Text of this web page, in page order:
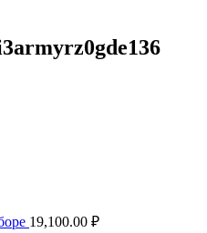
19,100.00 ₽